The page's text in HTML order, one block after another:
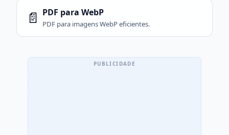
📄 PDF para WebP
PDF para imagens WebP eficientes.